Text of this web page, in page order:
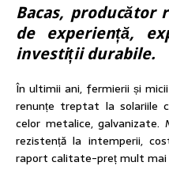
Bacas, producător
de experiență,
investiții durabile.
În ultimii ani, fermierii și
renunțe treptat la solariile
celor metalice,
rezistență la intemperii,
raport calitate-preț mult mai